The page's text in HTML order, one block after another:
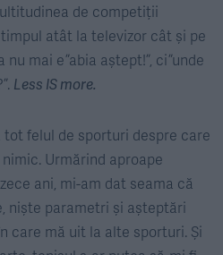
de competiții
atât la televizor cât și pe
mai e ”abia aștept!”, ci ”unde
Less IS more.
felul de sporturi despre care
Urmărind aproape
ani, mi-am dat seama că
niște parametri și așteptări
care mă uit la alte sporturi. Și